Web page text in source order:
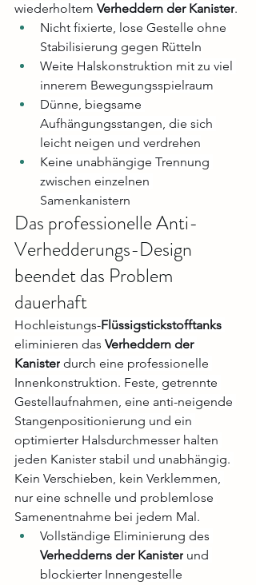
wiederholtem Verheddern der Kanister.
Nicht fixierte, lose Gestelle ohne
Stabilisierung gegen Rütteln
Weite Halskonstruktion mit zu viel
innerem Bewegungsspielraum
Dünne, biegsame
Aufhängungsstangen, die sich
leicht neigen und verdrehen
Keine unabhängige Trennung
zwischen einzelnen
Samenkanistern
Das professionelle Anti-
Verhedderungs-Design
beendet das Problem
dauerhaft
Hochleistungs-Flüssigstickstofftanks
eliminieren das Verheddern der
Kanister durch eine professionelle
Innenkonstruktion. Feste, getrennte
Gestellaufnahmen, eine anti-neigende
Stangenpositionierung und ein
optimierter Halsdurchmesser halten
jeden Kanister stabil und unabhängig.
Kein Verschieben, kein Verklemmen,
nur eine schnelle und problemlose
Samenentnahme bei jedem Mal.
Vollständige Eliminierung des
Verhedderns der Kanister und
blockierter Innengestelle